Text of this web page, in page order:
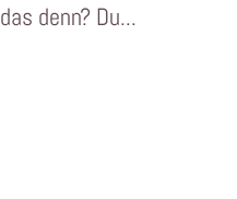
denn? Du...